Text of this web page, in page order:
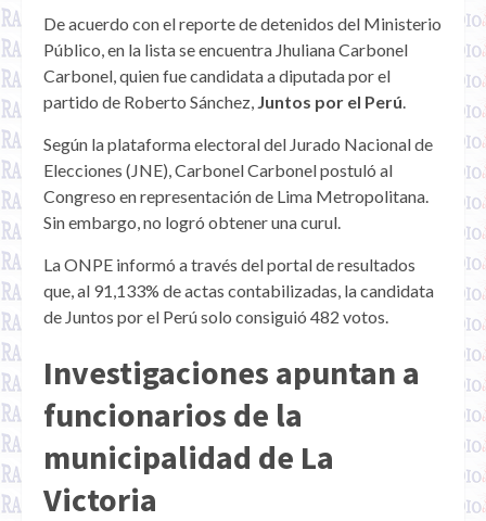
De acuerdo con el reporte de detenidos del Ministerio
Público, en la lista se encuentra Jhuliana Carbonel
Carbonel, quien fue candidata a diputada por el
partido de Roberto Sánchez, Juntos por el Perú
Según la plataforma electoral del Jurado Nacional de
Elecciones (JNE), Carbonel Carbonel postuló al
Congreso en representación de Lima Metropolitana.
Sin embargo, no logró obtener una curul.
La ONPE informó a través del portal de resultados
que, al 91,133% de actas contabilizadas, la candidata
de Juntos por el Perú solo consiguió 482 votos.
Investigaciones apuntan a
funcionarios de la
municipalidad de La
Victoria